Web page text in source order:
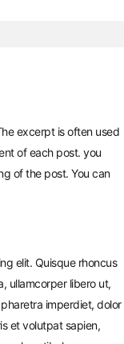
excerpt is often used
of each post. you
of the post. You can
elit. Quisque rhoncus
ullamcorper libero ut,
imperdiet, dolor
et volutpat sapien,